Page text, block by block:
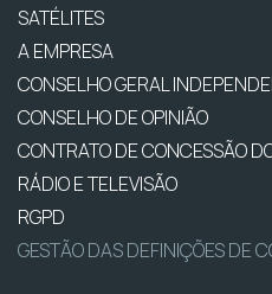
SATÉLITES
A EMPRESA
CONSELHO GERAL
CONSELHO DE OPINIÃO
CONTRATO DE CONCESSÃO
RÁDIO E TELEVISÃO
RGPD
GESTÃO DAS DEFINIÇÕES DE